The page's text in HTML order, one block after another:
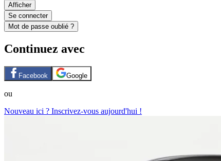
Afficher
Se connecter
Mot de passe oublié ?
Continuez avec
Facebook Google
ou
Nouveau ici ? Inscrivez-vous aujourd'hui !